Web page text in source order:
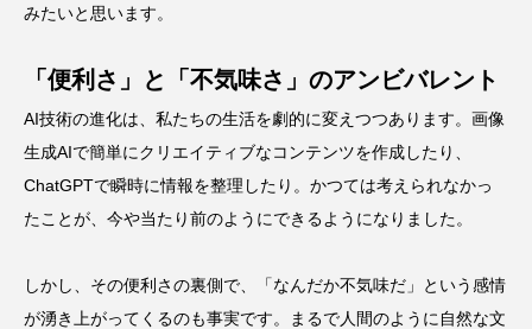
みたいと思います。
「便利さ」と「不気味さ」のアンビバレント
AI技術の進化は、私たちの生活を劇的に変えつつあります。画像
生成AIで簡単にクリエイティブなコンテンツを作成したり、
ChatGPTで瞬時に情報を整理したり。かつては考えられなかっ
たことが、今や当たり前のようにできるようになりました。
しかし、その便利さの裏側で、「なんだか不気味だ」という感情
が湧き上がってくるのも事実です。まるで人間のように自然な文